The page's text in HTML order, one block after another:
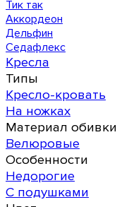
Тик так
Аккордеон
Дельфин
Седафлекс
Кресла
Типы
Кресло-кровать
На ножках
Материал обивки
Велюровые
Особенности
Недорогие
С подушками